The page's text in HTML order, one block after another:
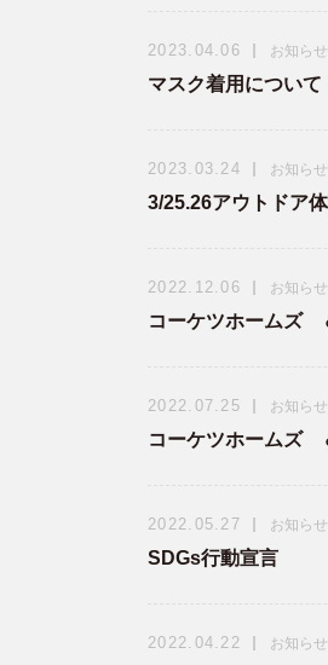
2023.04.06 お知ら
マスク着用について
2023.03.24 お知ら
3/25.26アウトドア
2022.12.06 お知ら
コーケツホームズ
2022.07.25 お知ら
コーケツホームズ
2022.05.27 お知ら
SDGs行動宣言
2022.04.22 お知ら